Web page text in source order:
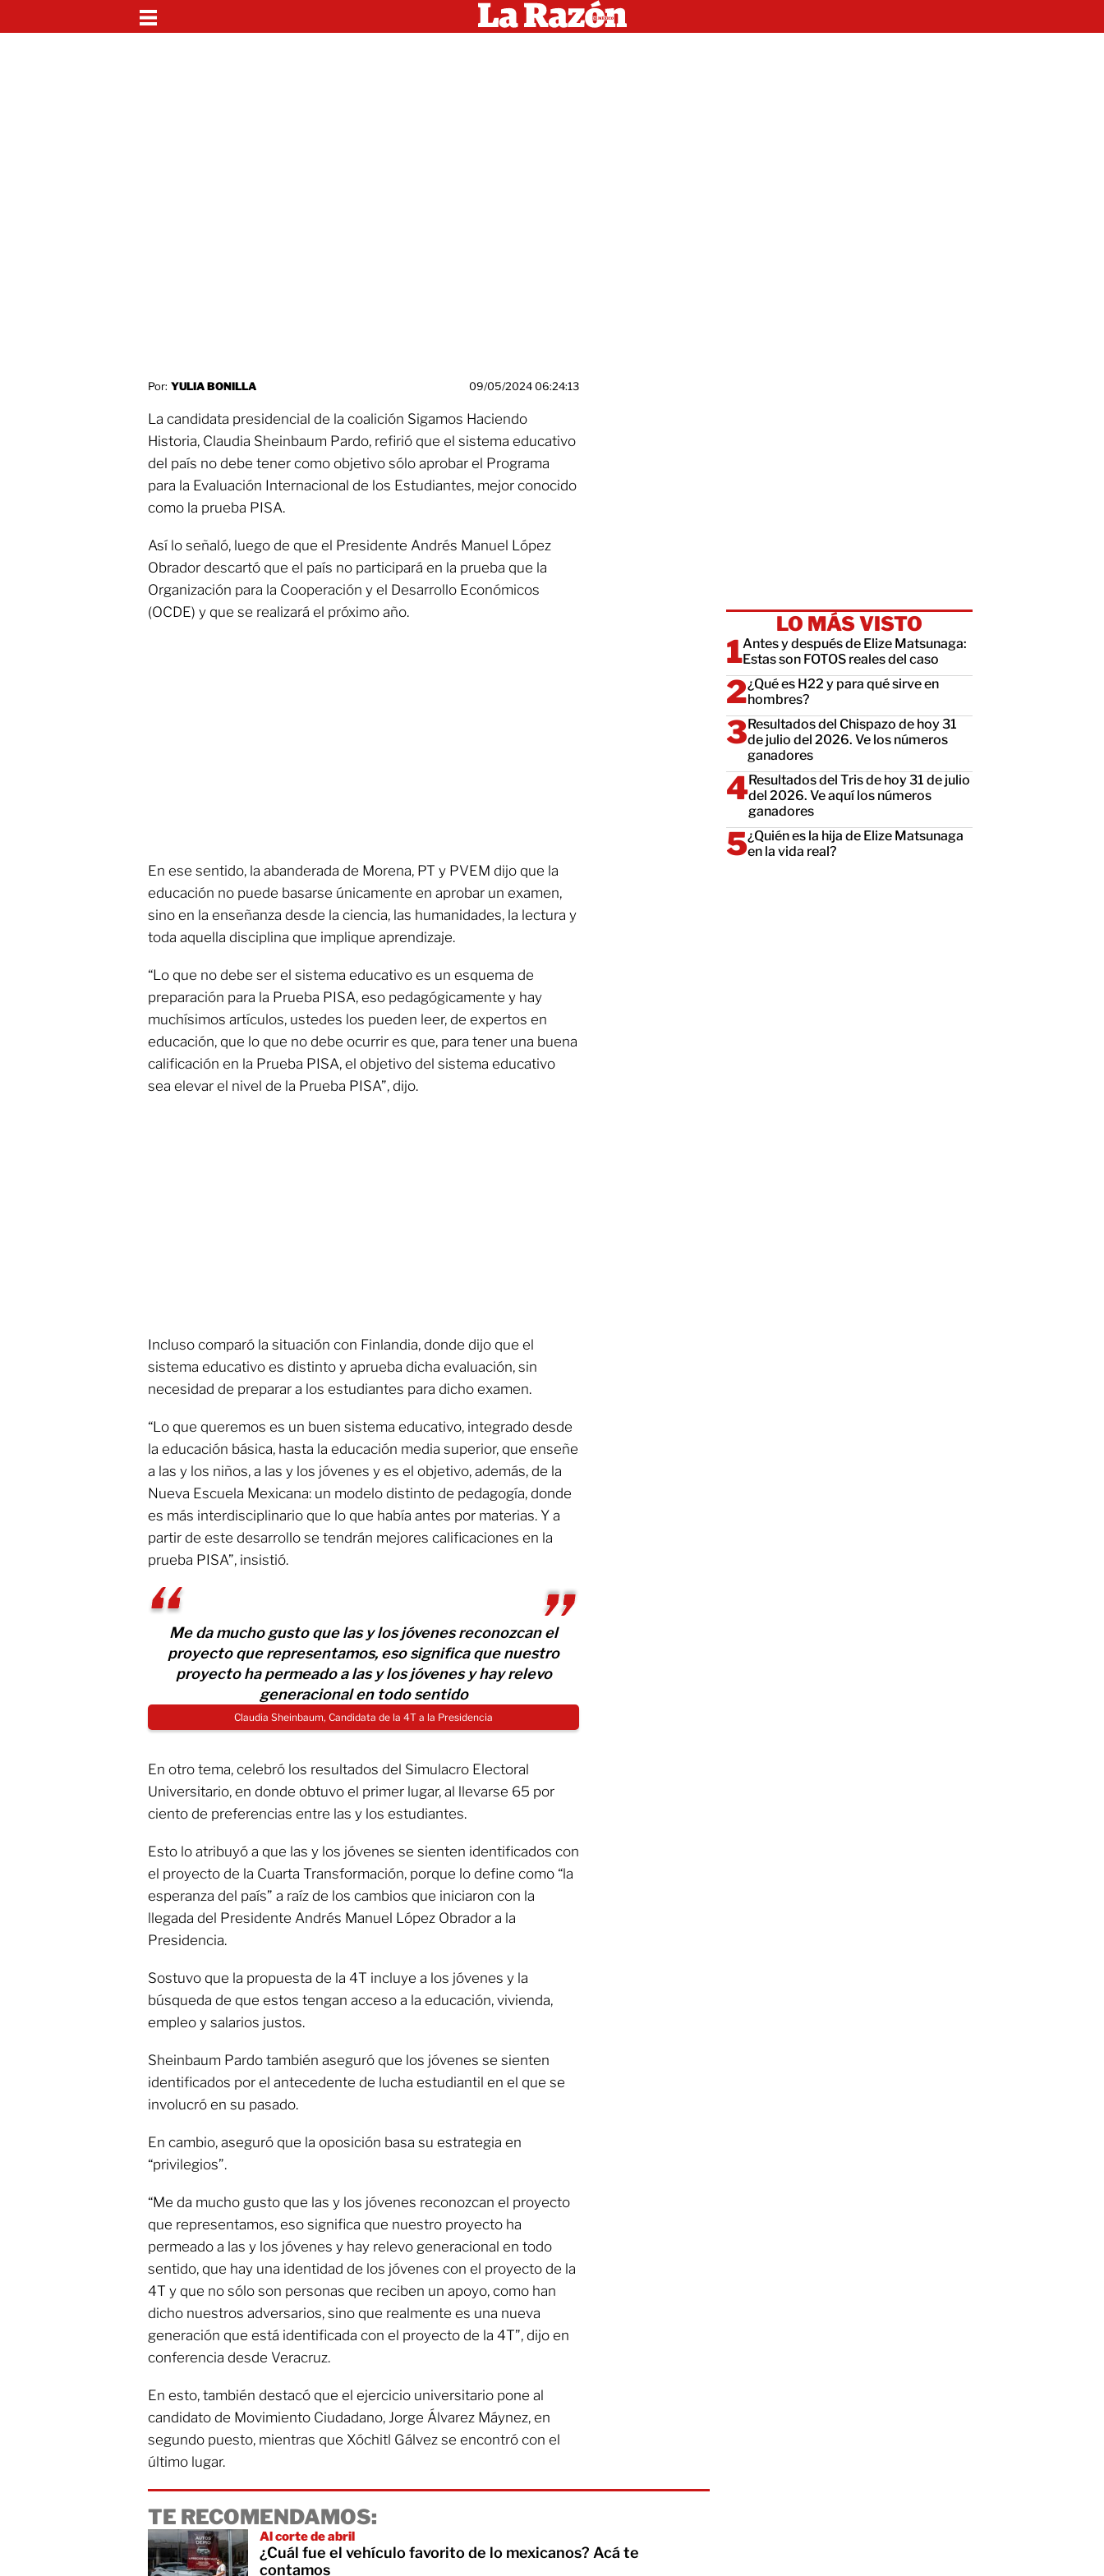
Por: YULIA BONILLA 09/05/2024 06:24:13
La candidata presidencial de la coalición Sigamos Haciendo
Historia, Claudia Sheinbaum Pardo, refirió que el sistema educativo
del país no debe tener como objetivo sólo aprobar el Programa
para la Evaluación Internacional de los Estudiantes, mejor conocido
como la prueba PISA.
Así lo señaló, luego de que el Presidente Andrés Manuel López
Obrador descartó que el país no participará en la prueba que la
Organización para la Cooperación y el Desarrollo Económicos
(OCDE) y que se realizará el próximo año.
En ese sentido, la abanderada de Morena, PT y PVEM dijo que la
educación no puede basarse únicamente en aprobar un examen,
sino en la enseñanza desde la ciencia, las humanidades, la lectura y
toda aquella disciplina que implique aprendizaje.
“Lo que no debe ser el sistema educativo es un esquema de
preparación para la Prueba PISA, eso pedagógicamente y hay
muchísimos artículos, ustedes los pueden leer, de expertos en
educación, que lo que no debe ocurrir es que, para tener una buena
calificación en la Prueba PISA, el objetivo del sistema educativo
sea elevar el nivel de la Prueba PISA”, dijo.
Incluso comparó la situación con Finlandia, donde dijo que el
sistema educativo es distinto y aprueba dicha evaluación, sin
necesidad de preparar a los estudiantes para dicho examen.
“Lo que queremos es un buen sistema educativo, integrado desde
la educación básica, hasta la educación media superior, que enseñe
a las y los niños, a las y los jóvenes y es el objetivo, además, de la
Nueva Escuela Mexicana: un modelo distinto de pedagogía, donde
es más interdisciplinario que lo que había antes por materias. Y a
partir de este desarrollo se tendrán mejores calificaciones en la
prueba PISA”, insistió.
Me da mucho gusto que las y los jóvenes reconozcan el
proyecto que representamos, eso significa que nuestro
proyecto ha permeado a las y los jóvenes y hay relevo
generacional en todo sentido
Claudia Sheinbaum, Candidata de la 4T a la Presidencia
En otro tema, celebró los resultados del Simulacro Electoral
Universitario, en donde obtuvo el primer lugar, al llevarse 65 por
ciento de preferencias entre las y los estudiantes.
Esto lo atribuyó a que las y los jóvenes se sienten identificados con
el proyecto de la Cuarta Transformación, porque lo define como “la
esperanza del país” a raíz de los cambios que iniciaron con la
llegada del Presidente Andrés Manuel López Obrador a la
Presidencia.
Sostuvo que la propuesta de la 4T incluye a los jóvenes y la
búsqueda de que estos tengan acceso a la educación, vivienda,
empleo y salarios justos.
Sheinbaum Pardo también aseguró que los jóvenes se sienten
identificados por el antecedente de lucha estudiantil en el que se
involucró en su pasado.
En cambio, aseguró que la oposición basa su estrategia en
“privilegios”.
“Me da mucho gusto que las y los jóvenes reconozcan el proyecto
que representamos, eso significa que nuestro proyecto ha
permeado a las y los jóvenes y hay relevo generacional en todo
sentido, que hay una identidad de los jóvenes con el proyecto de la
4T y que no sólo son personas que reciben un apoyo, como han
dicho nuestros adversarios, sino que realmente es una nueva
generación que está identificada con el proyecto de la 4T”, dijo en
conferencia desde Veracruz.
En esto, también destacó que el ejercicio universitario pone al
candidato de Movimiento Ciudadano, Jorge Álvarez Máynez, en
segundo puesto, mientras que Xóchitl Gálvez se encontró con el
último lugar.
TE RECOMENDAMOS:
Al corte de abril
¿Cuál fue el vehículo favorito de lo mexicanos? Acá te
contamos
LO MÁS VISTO
Antes y después de Elize Matsunaga:
Estas son FOTOS reales del caso
¿Qué es H22 y para qué sirve en
hombres?
Resultados del Chispazo de hoy 31
de julio del 2026. Ve los números
ganadores
Resultados del Tris de hoy 31 de julio
del 2026. Ve aquí los números
ganadores
¿Quién es la hija de Elize Matsunaga
en la vida real?